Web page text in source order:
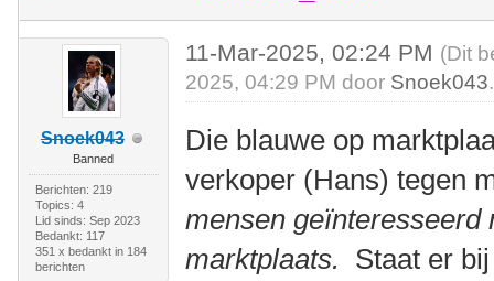
Snoek043
Banned
Berichten: 219
Topics: 4
Lid sinds: Sep 2023
Bedankt: 117
351 x bedankt in 184
berichten
11-Mar-2025, 02:24 PM (Dit
2025, 04:29 PM door Snoek043
Die blauwe op
verkoper (Hans) tegen
mensen geïnteresseerd
marktplaats. Staat er